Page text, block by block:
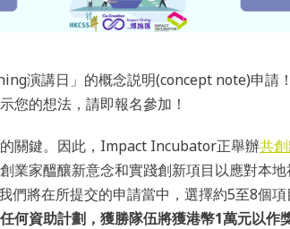
演講日」的概念説明(concept note)申請
您的想法，請即報名參加！
關鍵。因此，Impact Incubator正舉辦共
業家醞釀新意念和實踐創新項目以應對本
們將在所提交的申請當中，選擇約5至8個
何資助計劃，獲勝隊伍將獲港幣1萬元以作獎